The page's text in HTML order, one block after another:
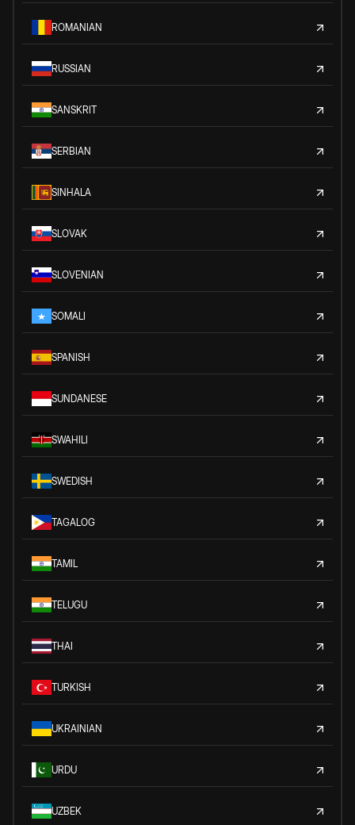
ROMANIAN
RUSSIAN
SANSKRIT
SERBIAN
SINHALA
SLOVAK
SLOVENIAN
SOMALI
SPANISH
SUNDANESE
SWAHILI
SWEDISH
TAGALOG
TAMIL
TELUGU
THAI
TURKISH
UKRAINIAN
URDU
UZBEK